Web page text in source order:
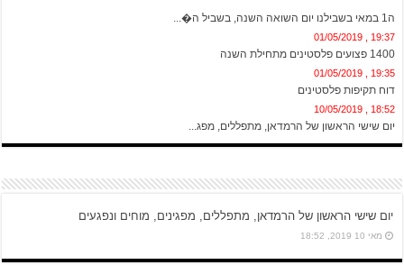
ה1 במאי בשבילנו יום השואה השנה, בשביל ה�...
19:37 , 01/05/2019
1400 פצועים פלסטינים מתחילת השנה
19:35 , 01/05/2019
דוח תקיפות פלסטינים
18:52 , 10/05/2019
יום שישי הראשון של הרמדאן, מתפללים, מפג...
יום שישי הראשון של הרמדאן, מתפללים, מפגינים, מוחים ונפגעים
מאי 10 2019, 18:52